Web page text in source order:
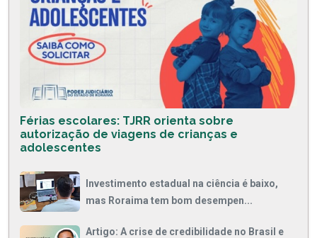
Férias escolares: TJRR orienta sobre
autorização de viagens de crianças e
adolescentes
Investimento estadual na ciência é baixo,
mas Roraima tem bom desempen...
Artigo: A crise de credibilidade no Brasil e